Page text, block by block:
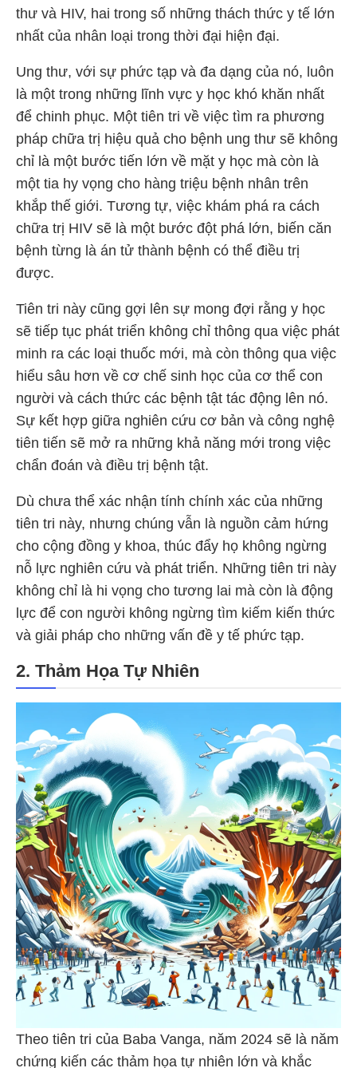
thư và HIV, hai trong số những thách thức y tế lớn
nhất của nhân loại trong thời đại hiện đại.
Ung thư, với sự phức tạp và đa dạng của nó, luôn
là một trong những lĩnh vực y học khó khăn nhất
để chinh phục. Một tiên tri về việc tìm ra phương
pháp chữa trị hiệu quả cho bệnh ung thư sẽ không
chỉ là một bước tiến lớn về mặt y học mà còn là
một tia hy vọng cho hàng triệu bệnh nhân trên
khắp thế giới. Tương tự, việc khám phá ra cách
chữa trị HIV sẽ là một bước đột phá lớn, biến căn
bệnh từng là án tử thành bệnh có thể điều trị
được.
Tiên tri này cũng gợi lên sự mong đợi rằng y học
sẽ tiếp tục phát triển không chỉ thông qua việc phát
minh ra các loại thuốc mới, mà còn thông qua việc
hiểu sâu hơn về cơ chế sinh học của cơ thể con
người và cách thức các bệnh tật tác động lên nó.
Sự kết hợp giữa nghiên cứu cơ bản và công nghệ
tiên tiến sẽ mở ra những khả năng mới trong việc
chẩn đoán và điều trị bệnh tật.
Dù chưa thể xác nhận tính chính xác của những
tiên tri này, nhưng chúng vẫn là nguồn cảm hứng
cho cộng đồng y khoa, thúc đẩy họ không ngừng
nỗ lực nghiên cứu và phát triển. Những tiên tri này
không chỉ là hi vọng cho tương lai mà còn là động
lực để con người không ngừng tìm kiếm kiến thức
và giải pháp cho những vấn đề y tế phức tạp.
2. Thảm Họa Tự Nhiên
Theo tiên tri của Baba Vanga, năm 2024 sẽ là năm
chứng kiến các thảm họa tự nhiên lớn và khắc